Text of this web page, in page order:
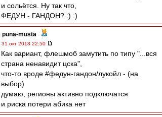
и сольётся. Ну так что,
ФЕДУН - ГАНДОН? :) :)
puna-musta -
31 окт 2018 22:50
Как вариант, флешмоб замутить по типу "...вся
страна ненавидит цска",
что-то вроде #федун-гандон/лукойл - (на
выбор)
думаю, регионы активно подключатся
и риска потери абика нет